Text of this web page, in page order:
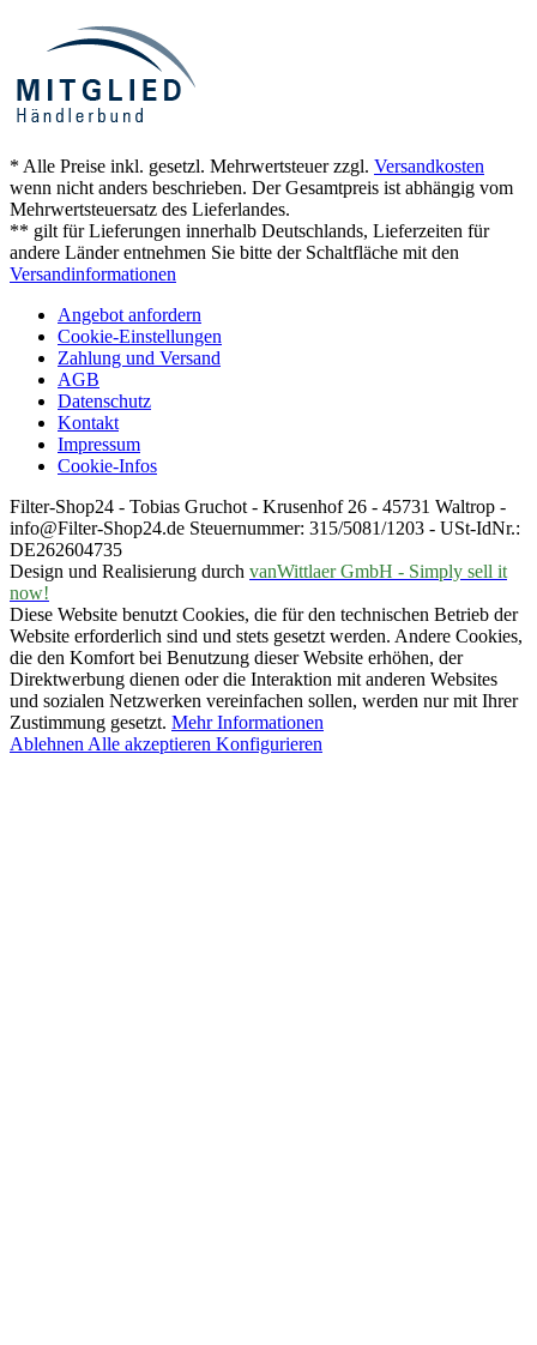
* Alle Preise inkl. gesetzl. Mehrwertsteuer zzgl. Versandkosten
wenn nicht anders beschrieben. Der Gesamtpreis ist abhängig vom
Mehrwertsteuersatz des Lieferlandes.
** gilt für Lieferungen innerhalb Deutschlands, Lieferzeiten für
andere Länder entnehmen Sie bitte der Schaltfläche mit den
Versandinformationen
Angebot anfordern
Cookie-Einstellungen
Zahlung und Versand
AGB
Datenschutz
Kontakt
Impressum
Cookie-Infos
Filter-Shop24 - Tobias Gruchot - Krusenhof 26 - 45731 Waltrop -
info@Filter-Shop24.de Steuernummer: 315/5081/1203 - USt-IdNr.:
DE262604735
Design und Realisierung durch vanWittlaer GmbH - Simply sell it
now!
Diese Website benutzt Cookies, die für den technischen Betrieb der
Website erforderlich sind und stets gesetzt werden. Andere Cookies,
die den Komfort bei Benutzung dieser Website erhöhen, der
Direktwerbung dienen oder die Interaktion mit anderen Websites
und sozialen Netzwerken vereinfachen sollen, werden nur mit Ihrer
Zustimmung gesetzt. Mehr Informationen
Ablehnen Alle akzeptieren Konfigurieren